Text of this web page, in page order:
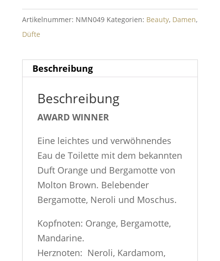
Artikelnummer: NMN049 Kategorien: Beauty, Damen,
Düfte
Beschreibung
Beschreibung
AWARD WINNER
Eine leichtes und verwöhnendes
Eau de Toilette mit dem bekannten
Duft Orange und Bergamotte von
Molton Brown. Belebender
Bergamotte, Neroli und Moschus.
Kopfnoten: Orange, Bergamotte,
Mandarine.
Herznoten: Neroli, Kardamom,